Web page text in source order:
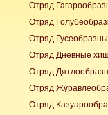
Отряд
Отряд
Отряд
Отряд Дневные
Отряд
Отряд
Отряд